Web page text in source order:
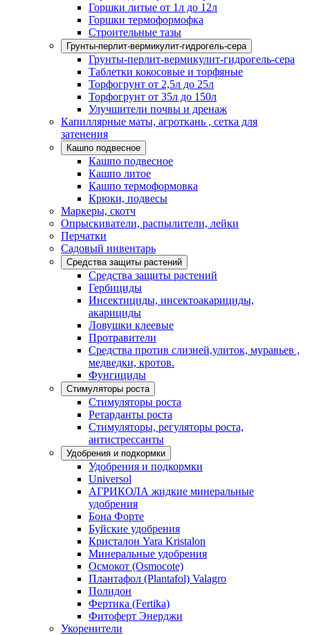
Горшки литые от 1л до 12л
Горшки термоформофка
Строительные тазы
Грунты-перлит-вермикулит-гидрогель-сера
Грунты-перлит-вермикулит-гидрогель-сера
Таблетки кокосовые и торфяные
Торфогрунт от 2,5л до 25л
Торфогрунт от 35л до 150л
Улучшители почвы и дренаж
Капиллярные маты, агроткань , сетка для
затенения
Кашпо подвесное
Кашпо подвесное
Кашпо литое
Кашпо термоформовка
Крюки, подвесы
Маркеры, скотч
Опрыскиватели, распылители, лейки
Перчатки
Садовый инвентарь
Средства защиты растений
Средства защиты растений
Гербициды
Инсектициды, инсектоакарициды,
акарициды
Ловушки клеевые
Протравители
Средства против слизней,улиток, муравьев ,
медведки, кротов.
Фунгициды
Стимуляторы роста
Стимуляторы роста
Ретарданты роста
Стимуляторы, регуляторы роста,
антистрессанты
Удобрения и подкормки
Удобрения и подкормки
Universol
АГРИКОЛА жидкие минеральные
удобрения
Бона Форте
Буйские удобрения
Кристалон Yara Kristalon
Минеральные удобрения
Осмокот (Osmocote)
Плантафол (Plantafol) Valagro
Полидон
Фертика (Fertika)
Фитоферт Энерджи
Укоренители